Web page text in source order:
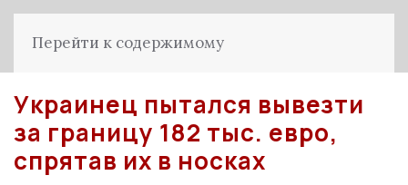
Перейти к содержимому
Украинец пытался вывезти
за границу 182 тыс. евро,
спрятав их в носках